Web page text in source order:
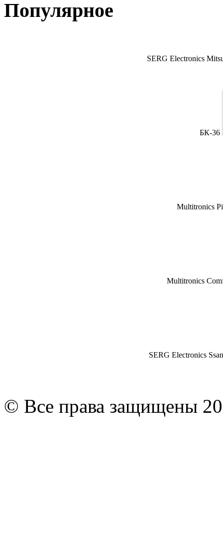
Популярное
SERG Electronics
БК-36
Multitronics
Multitronics
SERG Electronics
© Все права защищены